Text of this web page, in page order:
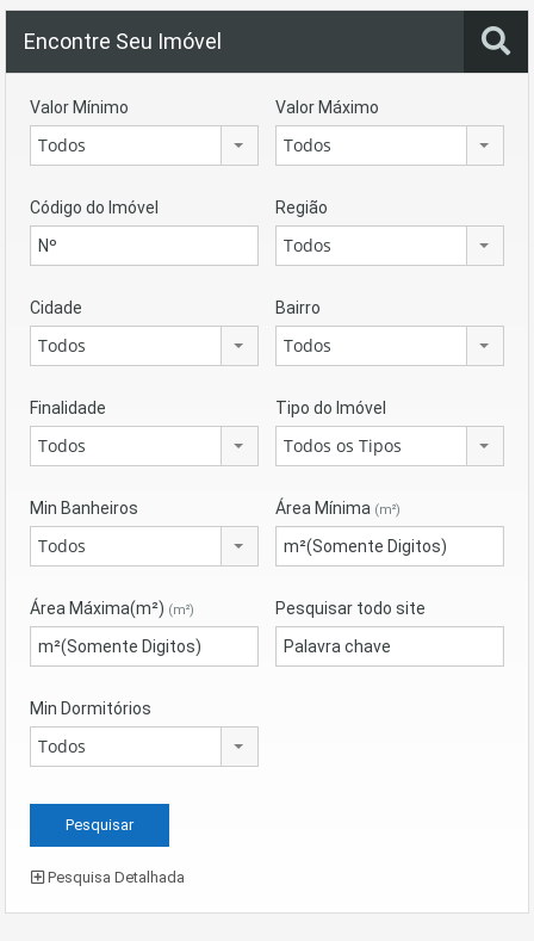
Encontre Seu Imóvel
Valor Mínimo
Todos
Valor Máximo
Todos
Código do Imóvel Região
Todos
Cidade
Todos
Bairro
Todos
Finalidade
Todos
Tipo do Imóvel
Todos os Tipos
Min Banheiros
Todos
Área Mínima (m²)
Área Máxima(m²) (m²) Pesquisar todo site
Min Dormitórios
Todos
Pesquisa Detalhada